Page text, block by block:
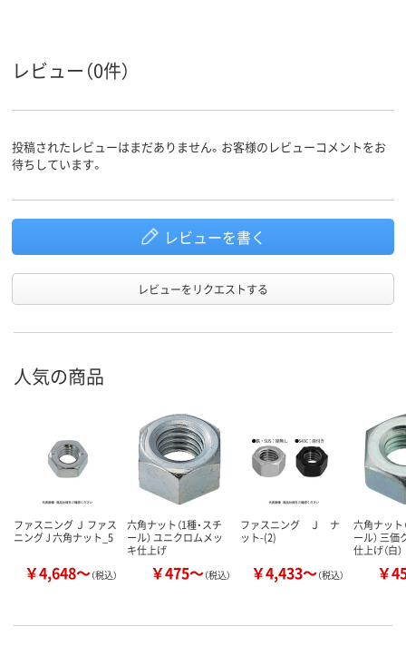
レビュー（0件）
投稿されたレビューはまだありません。お客様のレビューコメントをお
待ちしています。
レビューを書く
レビューをリクエストする
人気の商品
ファスニング Ｊ ファス
ニング J 六角ナット_5
￥4,648～（税込）
六角ナット（1種・スチ
ール） ユニクロムメッ
キ仕上げ
￥475～（税込）
ファスニング Ｊ ナ
ット-(2)
￥4,433～（税込）
六角ナット
ール） 三
仕上げ（白）
￥